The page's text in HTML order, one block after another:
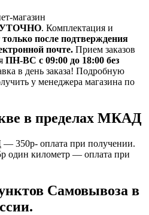
магазин
. Комплектация и
только после подтверждения
почте. Прием заказов
ПН-ВС с 09:00 до 18:00 без
в день заказа! Подробную
у менеджера магазина по
в пределах МКАД
350р- оплата при получении.
один километр — оплата при
Самовывоза в